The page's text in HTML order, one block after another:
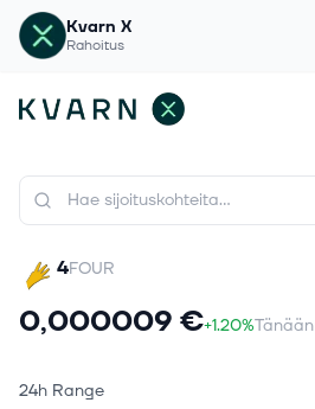
Kvarn X
Rahoitus
4FOUR
0,000009 €+1.20%Tänään
24h Range